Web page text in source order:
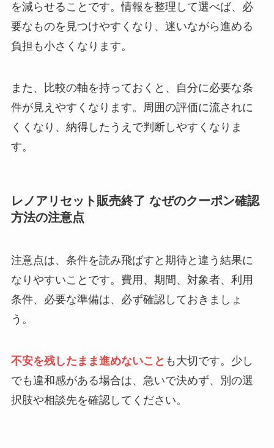
を減らせることです。情報を整理して選べば、必
要なものを見つけやすくなり、迷いながら進める
負担も小さくなります。
また、比較の軸を持っておくと、自分に必要な条
件が見えやすくなります。周囲の評価に流されに
くくなり、納得したうえで判断しやすくなりま
す。
レノアリセット販売終了 なぜのクーポン確認
方法の注意点
注意点は、条件を読み飛ばすと期待と違う結果に
なりやすいことです。費用、期間、対象者、利用
条件、必要な準備は、必ず確認しておきましょ
う。
不安を残したまま進めないこと も大切です。少し
でも違和感がある場合は、急いで決めず、別の選
択肢や相談先を確認してください。